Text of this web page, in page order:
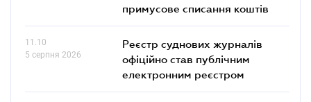
примусове списання коштів
11.10
5 серпня 2026
Реєстр суднових журналів
офіційно став публічним
електронним реєстром